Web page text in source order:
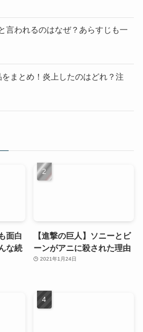
言われるのはなぜ？あらすじも一
まとめ！炎上したのはどれ？注
面白
な続
【進撃の巨人】ソニーとビ
ーンがアニに殺された理由
2021年1月24日